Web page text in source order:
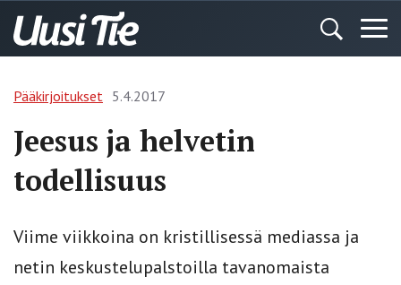
Pääkirjoitukset 5.4.2017
Jeesus ja helvetin
todellisuus
Viime viikkoina on kristillisessä mediassa ja
netin keskustelupalstoilla tavanomaista